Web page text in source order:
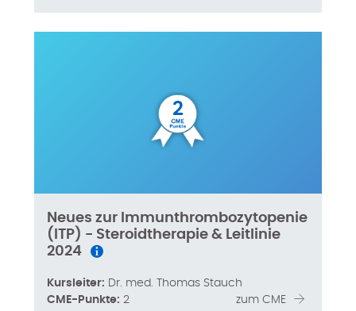
2
Neues zur Immunthrombozytopenie
(ITP) - Steroidtherapie & Leitlinie
2024
Kursleiter: Dr. med. Thomas Stauch
CME-Punkte: 2 zum CME